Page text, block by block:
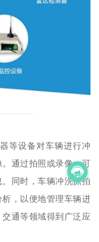
等设备对车辆进行冲
通过拍照或录像，可
同时，车辆冲洗抓拍
，以便地管理车辆进
通等领域得到广泛应